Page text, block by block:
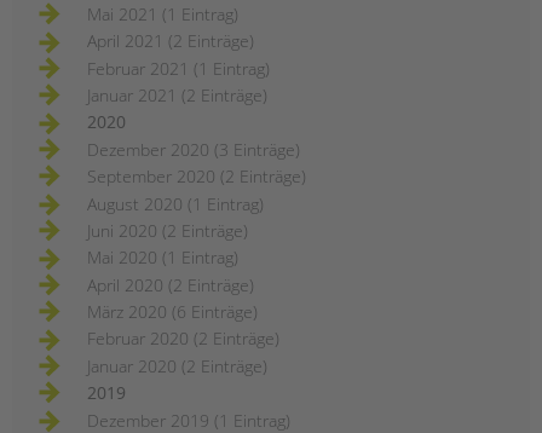
Mai 2021 (1 Eintrag)
April 2021 (2 Einträge)
Februar 2021 (1 Eintrag)
Januar 2021 (2 Einträge)
2020
Dezember 2020 (3 Einträge)
September 2020 (2 Einträge)
August 2020 (1 Eintrag)
Juni 2020 (2 Einträge)
Mai 2020 (1 Eintrag)
April 2020 (2 Einträge)
März 2020 (6 Einträge)
Februar 2020 (2 Einträge)
Januar 2020 (2 Einträge)
2019
Dezember 2019 (1 Eintrag)